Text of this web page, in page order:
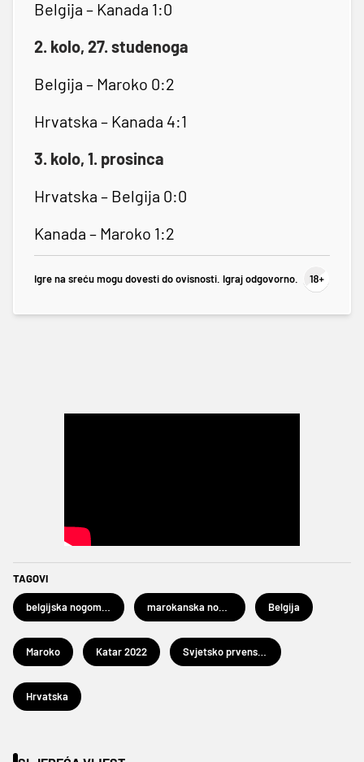
Belgija – Kanada 1:0
2. kolo, 27. studenoga
Belgija – Maroko 0:2
Hrvatska – Kanada 4:1
3. kolo, 1. prosinca
Hrvatska – Belgija 0:0
Kanada – Maroko 1:2
Igre na sreću mogu dovesti do ovisnosti. Igraj odgovorno.
TAGOVI
Belgija
Maroko Katar 2022
Hrvatska